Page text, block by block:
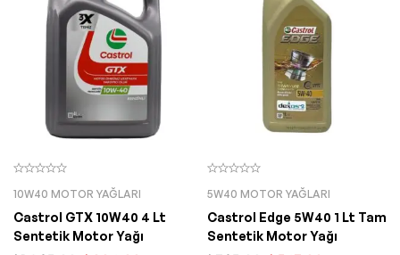
10W40 MOTOR YAĞLARI
Castrol GTX 10W40 4 Lt
Sentetik Motor Yağı
5W40 MOTOR YAĞLARI
Castrol Edge 5W40 1 Lt Tam
Sentetik Motor Yağı